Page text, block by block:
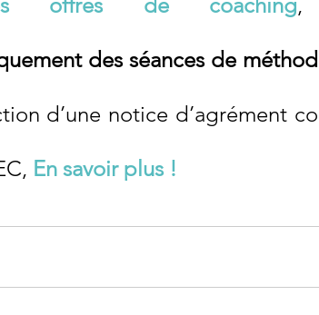
des séances de
d’une notice d’agrément
En savoir plus !